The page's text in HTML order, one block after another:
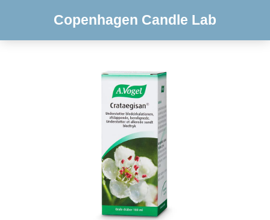
Copenhagen Candle Lab